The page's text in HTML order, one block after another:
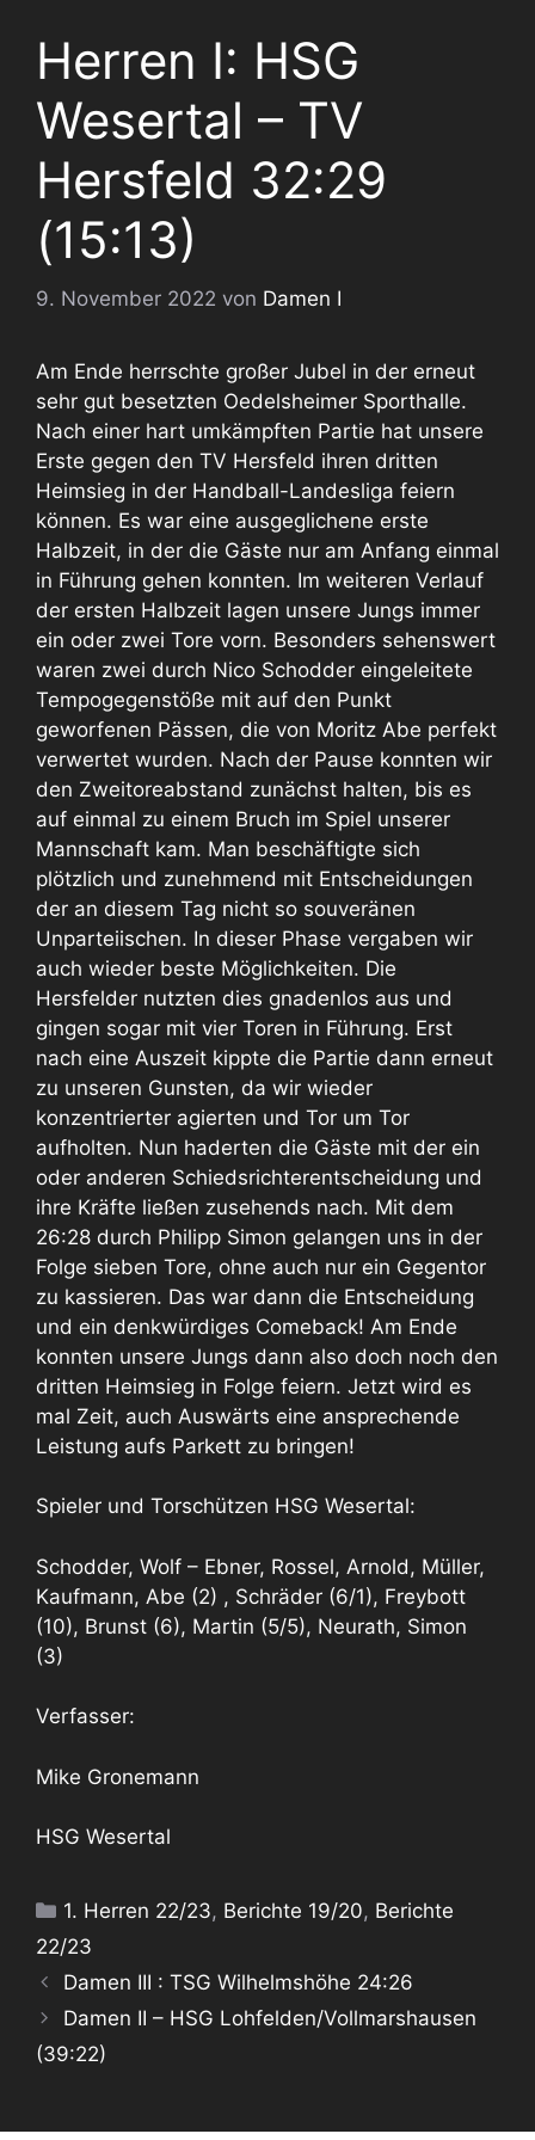
Herren I: HSG
Wesertal – TV
Hersfeld 32:29
(15:13)
9. November 2022 von Damen I
Am Ende herrschte großer Jubel in der erneut
sehr gut besetzten Oedelsheimer Sporthalle.
Nach einer hart umkämpften Partie hat unsere
Erste gegen den TV Hersfeld ihren dritten
Heimsieg in der Handball-Landesliga feiern
können. Es war eine ausgeglichene erste
Halbzeit, in der die Gäste nur am Anfang einmal
in Führung gehen konnten. Im weiteren Verlauf
der ersten Halbzeit lagen unsere Jungs immer
ein oder zwei Tore vorn. Besonders sehenswert
waren zwei durch Nico Schodder eingeleitete
Tempogegenstöße mit auf den Punkt
geworfenen Pässen, die von Moritz Abe perfekt
verwertet wurden. Nach der Pause konnten wir
den Zweitoreabstand zunächst halten, bis es
auf einmal zu einem Bruch im Spiel unserer
Mannschaft kam. Man beschäftigte sich
plötzlich und zunehmend mit Entscheidungen
der an diesem Tag nicht so souveränen
Unparteiischen. In dieser Phase vergaben wir
auch wieder beste Möglichkeiten. Die
Hersfelder nutzten dies gnadenlos aus und
gingen sogar mit vier Toren in Führung. Erst
nach eine Auszeit kippte die Partie dann erneut
zu unseren Gunsten, da wir wieder
konzentrierter agierten und Tor um Tor
aufholten. Nun haderten die Gäste mit der ein
oder anderen Schiedsrichterentscheidung und
ihre Kräfte ließen zusehends nach. Mit dem
26:28 durch Philipp Simon gelangen uns in der
Folge sieben Tore, ohne auch nur ein Gegentor
zu kassieren. Das war dann die Entscheidung
und ein denkwürdiges Comeback! Am Ende
konnten unsere Jungs dann also doch noch den
dritten Heimsieg in Folge feiern. Jetzt wird es
mal Zeit, auch Auswärts eine ansprechende
Leistung aufs Parkett zu bringen!
Spieler und Torschützen HSG Wesertal:
Schodder, Wolf – Ebner, Rossel, Arnold, Müller,
Kaufmann, Abe (2) , Schräder (6/1), Freybott
(10), Brunst (6), Martin (5/5), Neurath, Simon
(3)
Verfasser:
Mike Gronemann
HSG Wesertal
Kategorien
1. Herren 22/23, Berichte 19/20, Berichte
22/23
Damen III : TSG Wilhelmshöhe 24:26
Damen II – HSG Lohfelden/Vollmarshausen
(39:22)